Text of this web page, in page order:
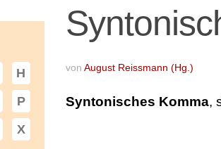
von August Reissmann (Hg.)
Syntonisches Komma,
H
P
X